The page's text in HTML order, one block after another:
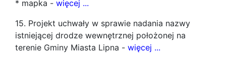
* mapka - więcej ...
15. Projekt uchwały w sprawie nadania nazwy
istniejącej drodze wewnętrznej położonej na
terenie Gminy Miasta Lipna - więcej ...